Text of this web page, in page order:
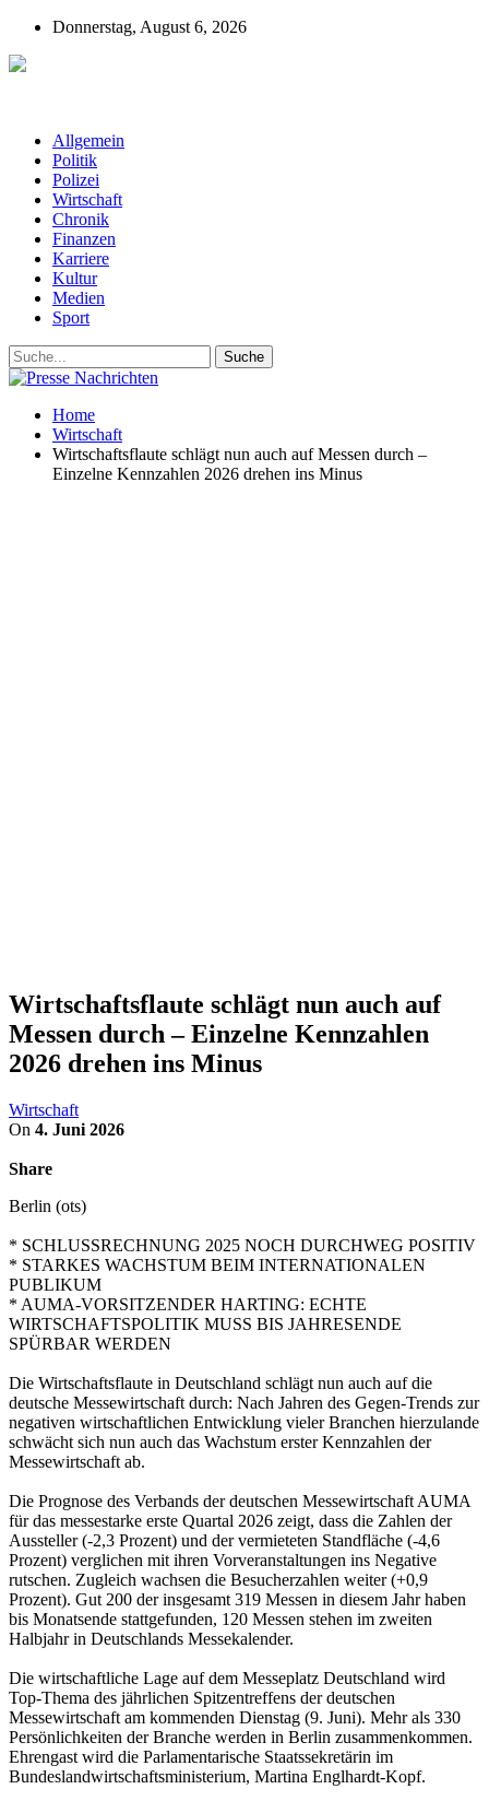
Donnerstag, August 6, 2026
Allgemein
Politik
Polizei
Wirtschaft
Chronik
Finanzen
Karriere
Kultur
Medien
Sport
Home
Wirtschaft
Wirtschaftsflaute schlägt nun auch auf Messen durch –
Einzelne Kennzahlen 2026 drehen ins Minus
Wirtschaftsflaute schlägt nun auch auf
Messen durch – Einzelne Kennzahlen
2026 drehen ins Minus
Wirtschaft
On 4. Juni 2026
Share
Berlin (ots)
* SCHLUSSRECHNUNG 2025 NOCH DURCHWEG POSITIV
* STARKES WACHSTUM BEIM INTERNATIONALEN
PUBLIKUM
* AUMA-VORSITZENDER HARTING: ECHTE
WIRTSCHAFTSPOLITIK MUSS BIS JAHRESENDE
SPÜRBAR WERDEN
Die Wirtschaftsflaute in Deutschland schlägt nun auch auf die
deutsche Messewirtschaft durch: Nach Jahren des Gegen-Trends zur
negativen wirtschaftlichen Entwicklung vieler Branchen hierzulande
schwächt sich nun auch das Wachstum erster Kennzahlen der
Messewirtschaft ab.
Die Prognose des Verbands der deutschen Messewirtschaft AUMA
für das messestarke erste Quartal 2026 zeigt, dass die Zahlen der
Aussteller (-2,3 Prozent) und der vermieteten Standfläche (-4,6
Prozent) verglichen mit ihren Vorveranstaltungen ins Negative
rutschen. Zugleich wachsen die Besucherzahlen weiter (+0,9
Prozent). Gut 200 der insgesamt 319 Messen in diesem Jahr haben
bis Monatsende stattgefunden, 120 Messen stehen im zweiten
Halbjahr in Deutschlands Messekalender.
Die wirtschaftliche Lage auf dem Messeplatz Deutschland wird
Top-Thema des jährlichen Spitzentreffens der deutschen
Messewirtschaft am kommenden Dienstag (9. Juni). Mehr als 330
Persönlichkeiten der Branche werden in Berlin zusammenkommen.
Ehrengast wird die Parlamentarische Staatssekretärin im
Bundeslandwirtschaftsministerium, Martina Englhardt-Kopf.